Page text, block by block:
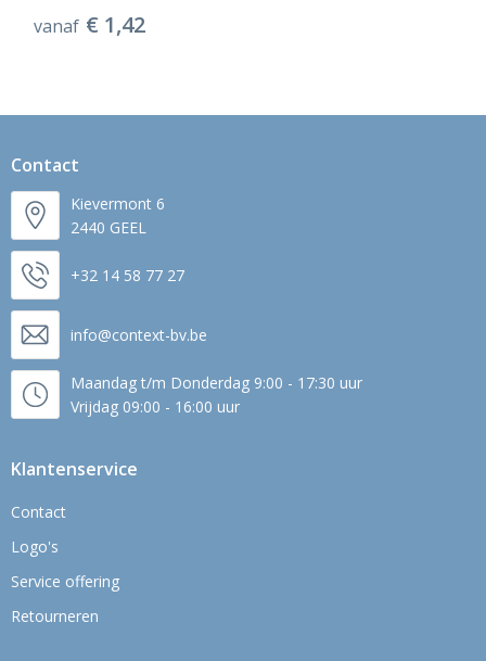
vanaf € 1,42
Contact
Kievermont 6
2440 GEEL
+32 14 58 77 27
info@context-bv.be
Maandag t/m Donderdag 9:00 - 17:30 uur
Vrijdag 09:00 - 16:00 uur
Klantenservice
Contact
Logo's
Service offering
Retourneren